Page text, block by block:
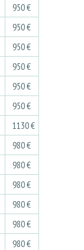
950 €
950 €
950 €
950 €
950 €
950 €
1130 €
980 €
980 €
980 €
980 €
980 €
980 €